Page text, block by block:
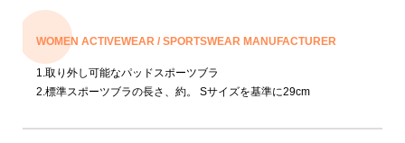
WOMEN ACTIVEWEAR / SPORTSWEAR MANUFACTURER
1.取り外し可能なパッドスポーツブラ
2.標準スポーツブラの長さ、約。 Sサイズを基準に29cm